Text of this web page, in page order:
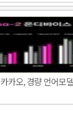
카카오, 경량 언어모